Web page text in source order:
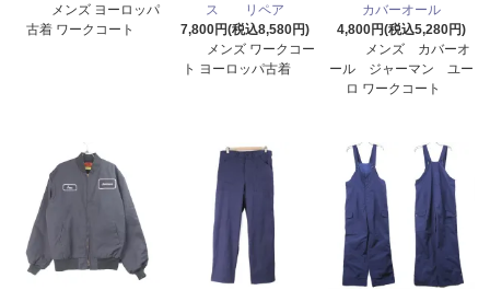
メンズ ヨーロッパ
古着 ワークコート
ス リペア
7,800円(税込8,580円)
メンズ ワークコー
ト ヨーロッパ古着
カバーオール
4,800円(税込5,280円)
メンズ カバーオ
ール ジャーマン ユー
ロ ワークコート